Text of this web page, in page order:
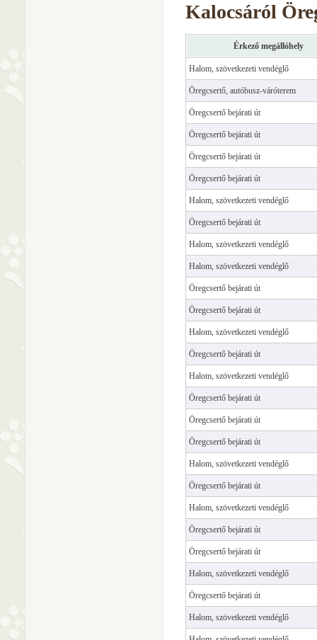
Kalocsáról
Érkező megállóhely
Halom, szövetkezeti vendéglő
Öregcsertő, autóbusz-váróterem
Öregcsertő bejárati út
Öregcsertő bejárati út
Öregcsertő bejárati út
Öregcsertő bejárati út
Halom, szövetkezeti vendéglő
Öregcsertő bejárati út
Halom, szövetkezeti vendéglő
Halom, szövetkezeti vendéglő
Öregcsertő bejárati út
Öregcsertő bejárati út
Halom, szövetkezeti vendéglő
Öregcsertő bejárati út
Halom, szövetkezeti vendéglő
Öregcsertő bejárati út
Öregcsertő bejárati út
Öregcsertő bejárati út
Halom, szövetkezeti vendéglő
Öregcsertő bejárati út
Halom, szövetkezeti vendéglő
Öregcsertő bejárati út
Öregcsertő bejárati út
Halom, szövetkezeti vendéglő
Öregcsertő bejárati út
Halom, szövetkezeti vendéglő